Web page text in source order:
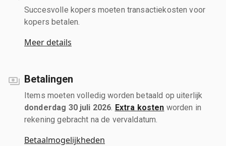
Succesvolle kopers moeten transactiekosten voor
kopers betalen.
Meer details
Betalingen
Items moeten volledig worden betaald op uiterlijk
donderdag 30 juli 2026 Extra kosten worden in
rekening gebracht na de vervaldatum.
Betaalmogelijkheden